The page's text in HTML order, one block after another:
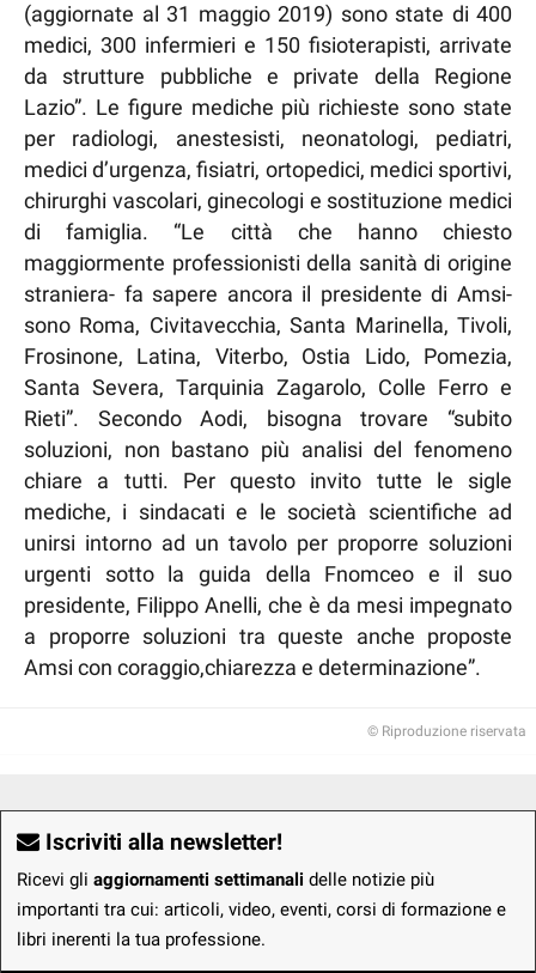
(aggiornate al 31 maggio 2019) sono state di 400
medici, 300 infermieri e 150 fisioterapisti, arrivate
da strutture pubbliche e private della Regione
Lazio”. Le figure mediche più richieste sono state
per radiologi, anestesisti, neonatologi, pediatri,
medici d’urgenza, fisiatri, ortopedici, medici sportivi,
chirurghi vascolari, ginecologi e sostituzione medici
di famiglia. “Le città che hanno chiesto
maggiormente professionisti della sanità di origine
straniera- fa sapere ancora il presidente di Amsi-
sono Roma, Civitavecchia, Santa Marinella, Tivoli,
Frosinone, Latina, Viterbo, Ostia Lido, Pomezia,
Santa Severa, Tarquinia Zagarolo, Colle Ferro e
Rieti”. Secondo Aodi, bisogna trovare “subito
soluzioni, non bastano più analisi del fenomeno
chiare a tutti. Per questo invito tutte le sigle
mediche, i sindacati e le società scientifiche ad
unirsi intorno ad un tavolo per proporre soluzioni
urgenti sotto la guida della Fnomceo e il suo
presidente, Filippo Anelli, che è da mesi impegnato
a proporre soluzioni tra queste anche proposte
Amsi con coraggio,chiarezza e determinazione”.
© Riproduzione riservata
Iscriviti alla newsletter!
Ricevi gli aggiornamenti settimanali delle notizie più
importanti tra cui: articoli, video, eventi, corsi di formazione e
libri inerenti la tua professione.